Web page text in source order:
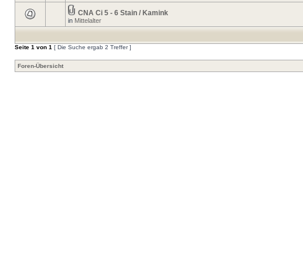
CNA Ci 5 - 6 Stain / Kamink
in Mittelalter
Seite 1 von 1 [ Die Suche ergab 2 Treffer ]
Foren-Übersicht